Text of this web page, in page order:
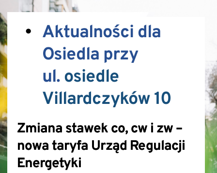
Aktualności dla
Osiedla przy
ul. osiedle
Villardczyków 10
Zmiana stawek co, cw i zw –
nowa taryfa Urząd Regulacji
Energetyki